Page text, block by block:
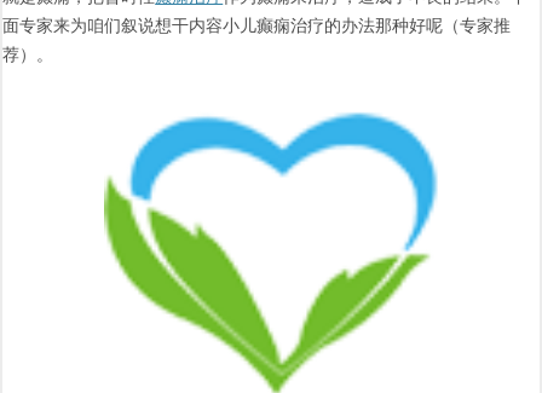
面专家来为咱们叙说想干内容小儿癫痫治疗的办法那种好呢（专家推
荐）。